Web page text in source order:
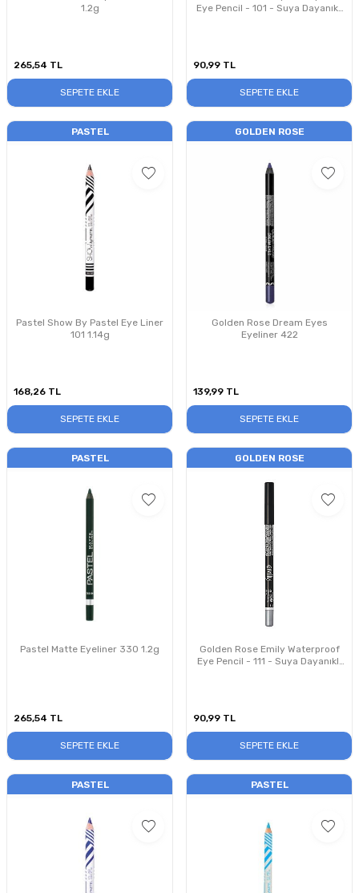
1.2g
265,54 TL
SEPETE EKLE
Eye Pencil - 101 - Suya Dayanıklı
90,99 TL
SEPETE EKLE
PASTEL
Pastel Show By Pastel Eye Liner
101 1.14g
168,26 TL
SEPETE EKLE
GOLDEN ROSE
Golden Rose Dream Eyes
Eyeliner 422
139,99 TL
SEPETE EKLE
PASTEL
Pastel Matte Eyeliner 330 1.2g
265,54 TL
SEPETE EKLE
GOLDEN ROSE
Golden Rose Emily Waterproof
Eye Pencil - 111 - Suya Dayanıklı
90,99 TL
SEPETE EKLE
PASTEL PASTEL